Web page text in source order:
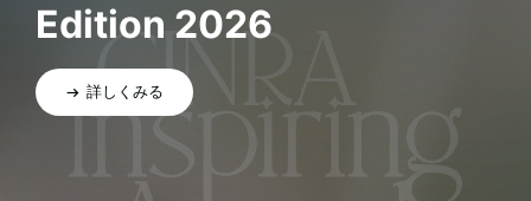
Edition 2026
詳しくみる